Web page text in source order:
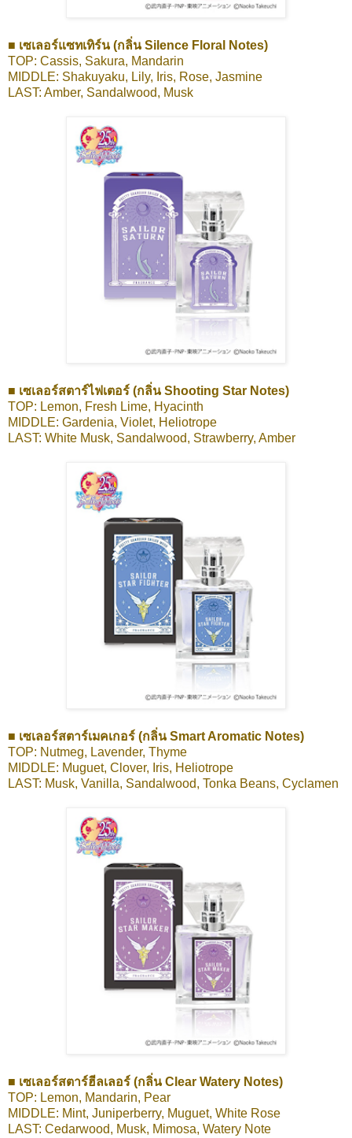
■ เซเลอร์แซทเทิร์น (กลิ่น Silence Floral Notes)
TOP: Cassis, Sakura, Mandarin
MIDDLE: Shakuyaku, Lily, Iris, Rose, Jasmine
LAST: Amber, Sandalwood, Musk
■ เซเลอร์สตาร์ไฟเตอร์ (กลิ่น Shooting Star Notes)
TOP: Lemon, Fresh Lime, Hyacinth
MIDDLE: Gardenia, Violet, Heliotrope
LAST: White Musk, Sandalwood, Strawberry, Amber
■ เซเลอร์สตาร์เมคเกอร์ (กลิ่น Smart Aromatic Notes)
TOP: Nutmeg, Lavender, Thyme
MIDDLE: Muguet, Clover, Iris, Heliotrope
LAST: Musk, Vanilla, Sandalwood, Tonka Beans, Cyclamen
■ เซเลอร์สตาร์ฮีลเลอร์ (กลิ่น Clear Watery Notes)
TOP: Lemon, Mandarin, Pear
MIDDLE: Mint, Juniperberry, Muguet, White Rose
LAST: Cedarwood, Musk, Mimosa, Watery Note